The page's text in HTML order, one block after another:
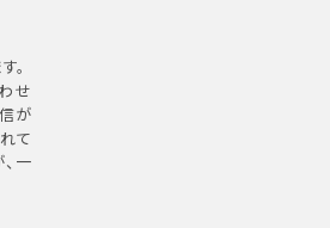
。
せ
が
て
一